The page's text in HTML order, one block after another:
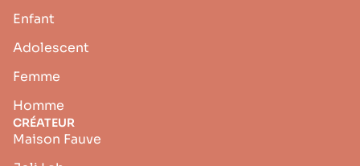
Enfant
Adolescent
Femme
Homme
CRÉATEUR
Maison Fauve